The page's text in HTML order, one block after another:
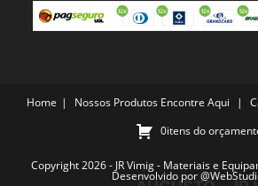
Home Nossos Produtos Encontre Aqui
0itens do
Copyright 2026 - JR Vimig - Materiais e
Desenvolvido por